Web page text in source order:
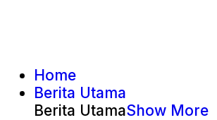
Home
Berita Utama
Berita UtamaShow More